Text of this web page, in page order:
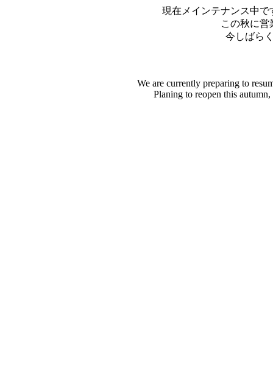
現在メインテナンス中
この秋に営
今しばら
We are currently preparing to
Planing to reopen this